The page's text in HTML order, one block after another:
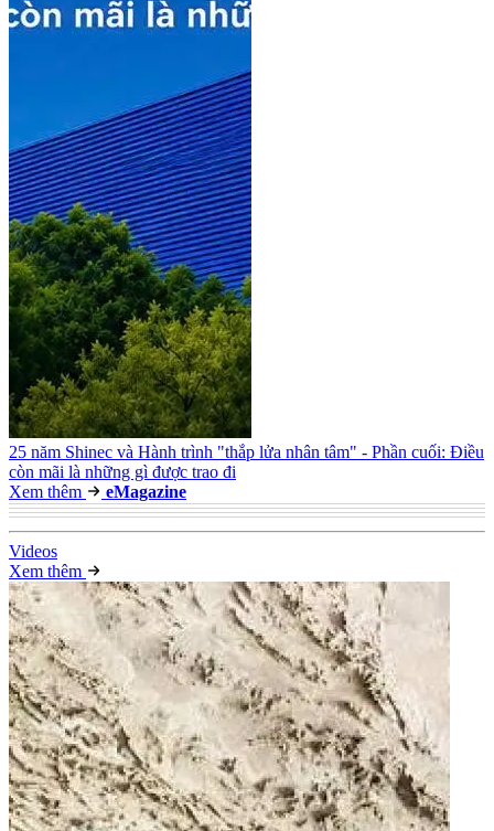
25 năm Shinec và Hành trình "thắp lửa nhân tâm" - Phần cuối: Điều
còn mãi là những gì được trao đi
Xem thêm
eMagazine
Videos
Xem thêm